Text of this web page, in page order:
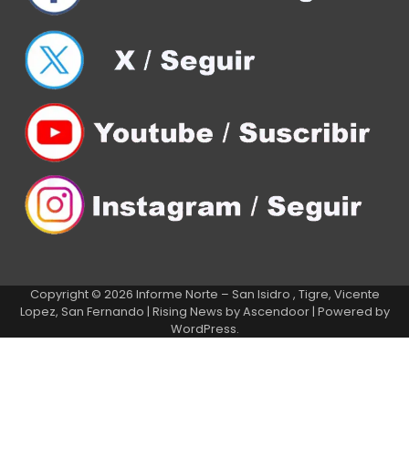
Copyright © 2026 Informe Norte – San Isidro , Tigre, Vicente
Lopez, San Fernando | Rising News byAscendoor| Powered by
WordPress.